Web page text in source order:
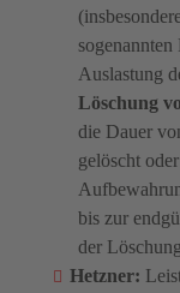
Auslastung
Löschung
die Dauer
gelöscht
bis zur
der
Hetzner: